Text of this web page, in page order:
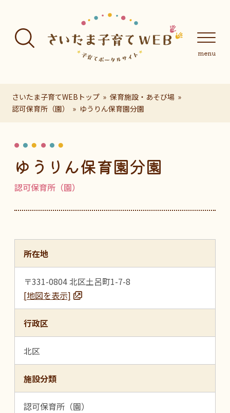
さいたま子育てWEBトップ
保育施設・あそび場
認可保育所（園）
ゆうりん保育園分園
ゆうりん保育園分園
認可保育所（園）
所在地
〒331-0804 北区土呂町1-7-8
[地図を表示]
行政区
北区
施設分類
認可保育所（園）